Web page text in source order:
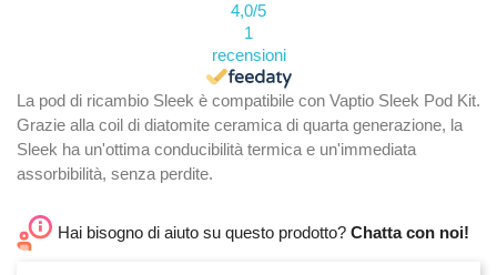
4,0/5
1
recensioni
La pod di ricambio Sleek è compatibile con Vaptio Sleek Pod Kit.
Grazie alla coil di diatomite ceramica di quarta generazione, la
Sleek ha un'ottima conducibilità termica e un'immediata
assorbibilità, senza perdite.
Hai bisogno di aiuto su questo prodotto? Chatta con noi!